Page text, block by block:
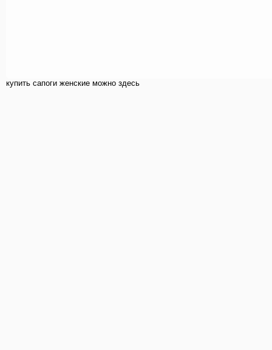
купить cапоги женские можно здесь